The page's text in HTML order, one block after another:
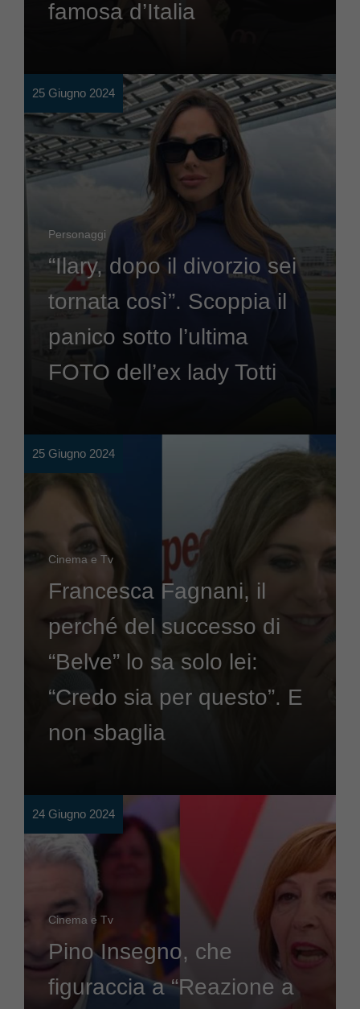
famosa d’Italia
25 Giugno 2024
Personaggi
“Ilary, dopo il divorzio sei
tornata così”. Scoppia il
panico sotto l’ultima
FOTO dell’ex lady Totti
25 Giugno 2024
Cinema e Tv
Francesca Fagnani, il
perché del successo di
“Belve” lo sa solo lei:
“Credo sia per questo”. E
non sbaglia
24 Giugno 2024
Cinema e Tv
Pino Insegno, che
figuraccia a “Reazione a